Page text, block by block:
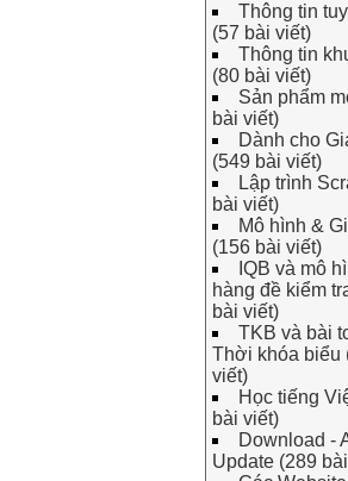
Thông tin
(57 bài viết)
Thông tin
(80 bài viết)
Sản phẩm
bài viết)
Dành cho
(549 bài viết)
Lập trình
bài viết)
Mô hình &
(156 bài viết)
IQB và mô
hàng đề kiểm
bài viết)
TKB và bài
Thời khóa biểu
viết)
Học tiếng
bài viết)
Download -
Update (289